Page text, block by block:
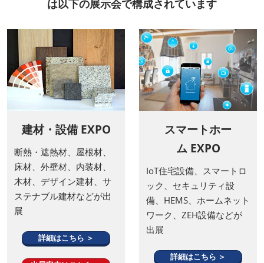
JAPAN BUILD－建築・土木・不動産の先端技術展－
建材・設備 EXPO
断熱・遮熱材、屋根材、
床材、外壁材、内装材、
木材、デザイン建材、サ
ステナブル建材などが出
詳細はこちら ＞
スマートホー
ム EXPO
IoT住宅設備、スマートロ
ック、セキュリティ設
備、HEMS、ホームネット
ワーク、ZEH設備などが
出展